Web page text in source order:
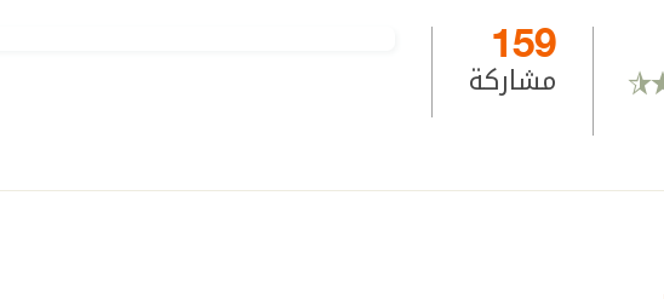
159
مشاركة